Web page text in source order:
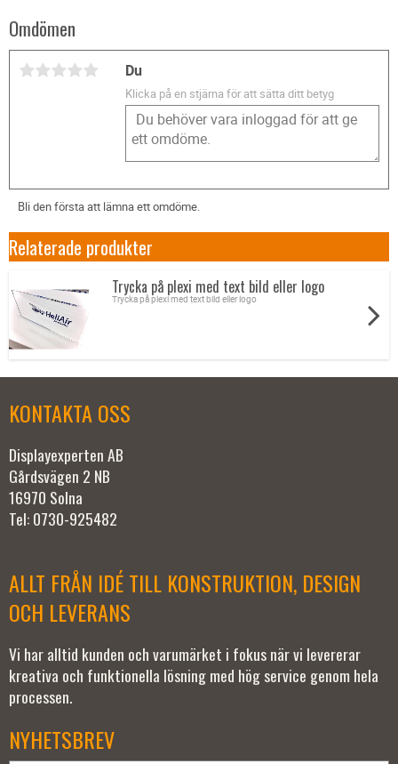
Omdömen
Du
Klicka på en stjärna för att sätta ditt betyg
Bli den första att lämna ett omdöme.
Relaterade produkter
Trycka på plexi med text bild eller logo
Trycka på plexi med text bild eller logo
KONTAKTA OSS
Displayexperten AB
Gårdsvägen 2 NB
16970 Solna
Tel: 0730-925482
ALLT FRÅN IDÉ TILL KONSTRUKTION, DESIGN
OCH LEVERANS
Vi har alltid kunden och varumärket i fokus när vi levererar
kreativa och funktionella lösning med hög service genom hela
processen.
NYHETSBREV